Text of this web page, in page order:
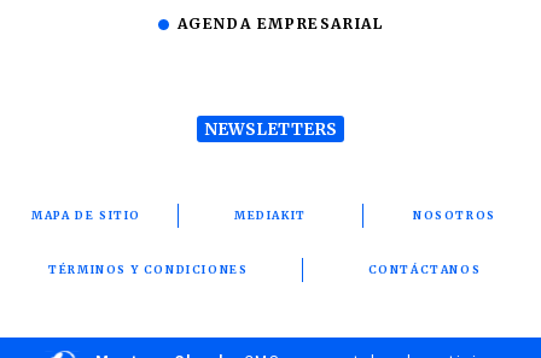
AGENDA EMPRESARIAL
NEWSLETTERS
MAPA DE SITIO MEDIAKIT NOSOTROS
TÉRMINOS Y CONDICIONES CONTÁCTANOS